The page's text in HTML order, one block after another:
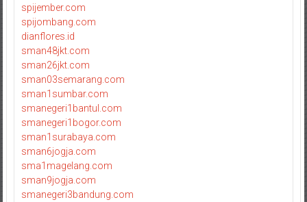
spijember.com
spijombang.com
dianflores.id
sman48jkt.com
sman26jkt.com
sman03semarang.com
sman1sumbar.com
smanegeri1bantul.com
smanegeri1bogor.com
sman1surabaya.com
sman6jogja.com
sma1magelang.com
sman9jogja.com
smanegeri3bandung.com